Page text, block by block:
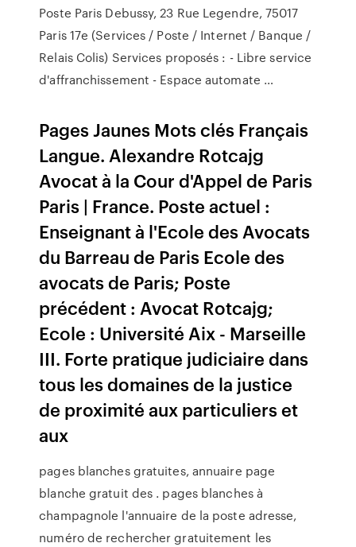
Poste Paris Debussy, 23 Rue Legendre, 75017
Paris 17e (Services / Poste / Internet / Banque /
Relais Colis) Services proposés : - Libre service
d'affranchissement - Espace automate …
Pages Jaunes Mots clés Français
Langue. Alexandre Rotcajg
Avocat à la Cour d'Appel de Paris
Paris | France. Poste actuel :
Enseignant à l'Ecole des Avocats
du Barreau de Paris Ecole des
avocats de Paris; Poste
précédent : Avocat Rotcajg;
Ecole : Université Aix - Marseille
III. Forte pratique judiciaire dans
tous les domaines de la justice
de proximité aux particuliers et
aux
pages blanches gratuites, annuaire page
blanche gratuit des . pages blanches à
champagnole l'annuaire de la poste adresse,
numéro de rechercher gratuitement les